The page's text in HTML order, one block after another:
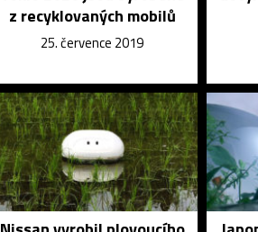
z recyklovaných mobilů
25. července 2019